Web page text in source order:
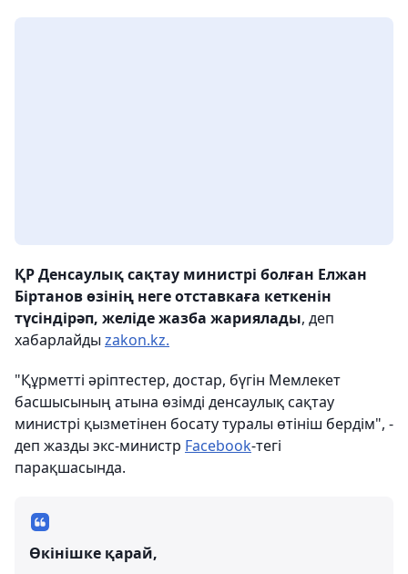
ҚР Денсаулық сақтау министрі болған Елжан
Біртанов өзінің неге отставкаға кеткенін
түсіндірәп, желіде жазба жариялады, деп
хабарлайды zakon.kz.
"Құрметті әріптестер, достар, бүгін Мемлекет
басшысының атына өзімді денсаулық сақтау
министрі қызметінен босату туралы өтініш бердім", -
деп жазды экс-министр Facebook-тегі
парақшасында.
Өкінішке қарай,